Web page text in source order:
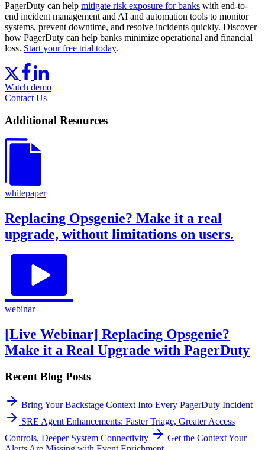
PagerDuty can help mitigate risk exposure for banks with end-to-
end incident management and AI and automation tools to monitor
systems, prevent downtime, and resolve incidents quickly. Discover
how PagerDuty can help banks minimize operational and financial
loss. Start your free trial today.
Watch demo
Contact Us
Additional Resources
whitepaper
Replacing Opsgenie? Make it a real
upgrade, without limitations on users.
webinar
[Live Webinar] Replacing Opsgenie?
Make it a Real Upgrade with PagerDuty
Recent Blog Posts
Bring Your Backstage Context Into Every PagerDuty Incident
SRE Agent Enhancements: Faster Triage, Greater Access
Controls, Deeper System Connectivity
Get the Context Your